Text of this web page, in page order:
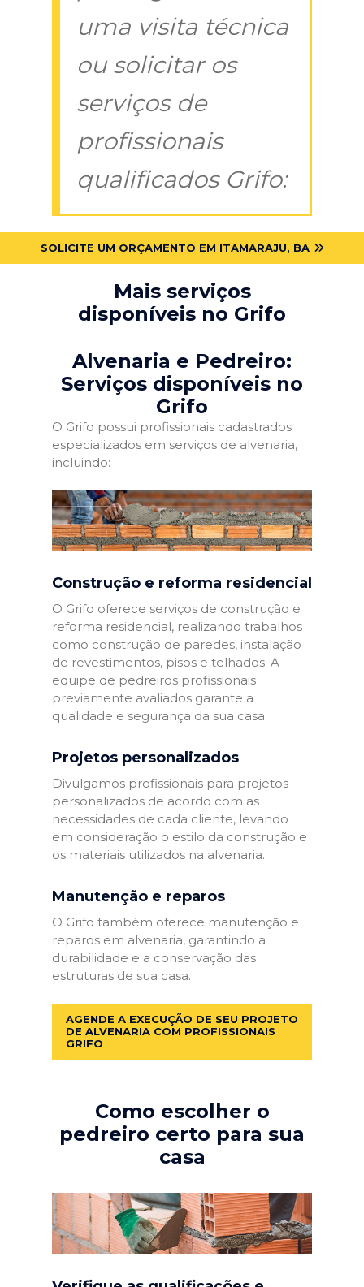
uma visita técnica
ou solicitar os
serviços de
profissionais
qualificados Grifo:
SOLICITE UM ORÇAMENTO EM ITAMARAJU, BA
Mais serviços
disponíveis no Grifo
Alvenaria e Pedreiro:
Serviços disponíveis no
Grifo
O Grifo possui profissionais cadastrados
especializados em serviços de alvenaria,
incluindo:
Construção e reforma residencial
O Grifo oferece serviços de construção e
reforma residencial, realizando trabalhos
como construção de paredes, instalação
de revestimentos, pisos e telhados. A
equipe de pedreiros profissionais
previamente avaliados garante a
qualidade e segurança da sua casa.
Projetos personalizados
Divulgamos profissionais para projetos
personalizados de acordo com as
necessidades de cada cliente, levando
em consideração o estilo da construção e
os materiais utilizados na alvenaria.
Manutenção e reparos
O Grifo também oferece manutenção e
reparos em alvenaria, garantindo a
durabilidade e a conservação das
estruturas de sua casa.
AGENDE A EXECUÇÃO DE SEU PROJETO
DE ALVENARIA COM PROFISSIONAIS
GRIFO
Como escolher o
pedreiro certo para sua
casa